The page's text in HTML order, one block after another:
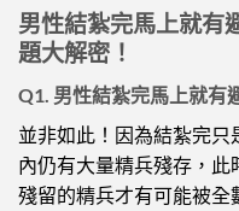
男性結紮完馬上就有
題大解密！
Q1. 男性結紮完馬上就有
並非如此！因為結紮完
內仍有大量精兵殘存，此
殘留的精兵才有可能被